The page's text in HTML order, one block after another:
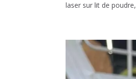
laser sur lit de